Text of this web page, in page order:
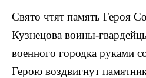
Свято чтят память Героя
Куз­нецова воины-
военного городка руками
Герою воздвигнут